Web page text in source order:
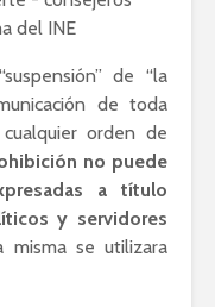
de “la
de toda
orden de
no puede
a título
y servidores
se utilizara